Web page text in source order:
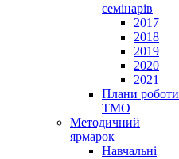
семінарів
2017
2018
2019
2020
2021
Плани роботи
ТМО
Методичний
ярмарок
Навчальні